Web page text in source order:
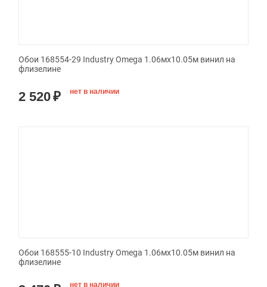
Обои 168554-29 Industry Omega 1.06мx10.05м винил на
флизелине
2 520₽ нет в наличии
Обои 168555-10 Industry Omega 1.06мx10.05м винил на
флизелине
нет в наличии